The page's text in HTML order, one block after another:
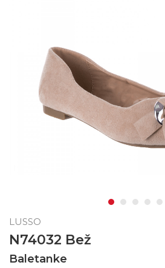
LUSSO
N74032 Bež
Baletanke